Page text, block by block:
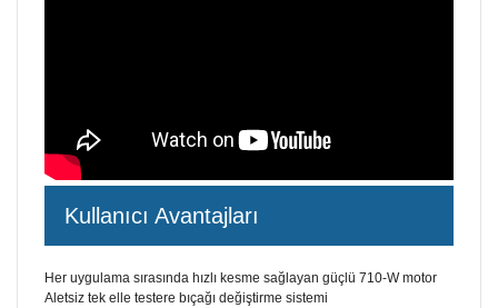
Kullanıcı Avantajları
Her uygulama sırasında hızlı kesme sağlayan güçlü 710-W motor
Aletsiz tek elle testere bıçağı değiştirme sistemi